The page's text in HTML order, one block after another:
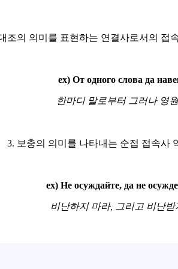
조의 의미를 표현하는 연결사로서의 접
ex) От одного слова да
한마디 말로부터 그러나 영
3. 보충의 의미를 나타내는 순접 접속사
ex) Не осуждайте, да не
비난하지 마라, 그리고 비난받